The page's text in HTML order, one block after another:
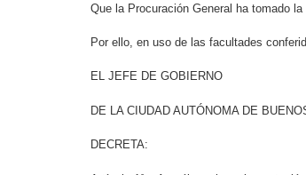
Que la Procuración General ha tomado
Por ello, en uso de las facultades
EL JEFE DE GOBIERNO
DE LA CIUDAD AUTÓNOMA DE
DECRETA: